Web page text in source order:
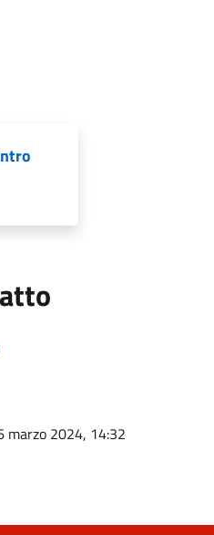
marzo 2024, 14:32